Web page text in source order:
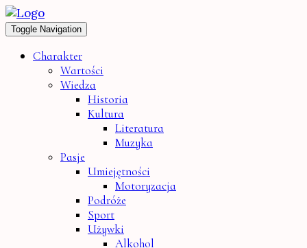
Toggle Navigation
Charakter
Wartości
Wiedza
Historia
Kultura
Literatura
Muzyka
Pasje
Umiejętności
Motoryzacja
Podróże
Sport
Używki
Alkohol